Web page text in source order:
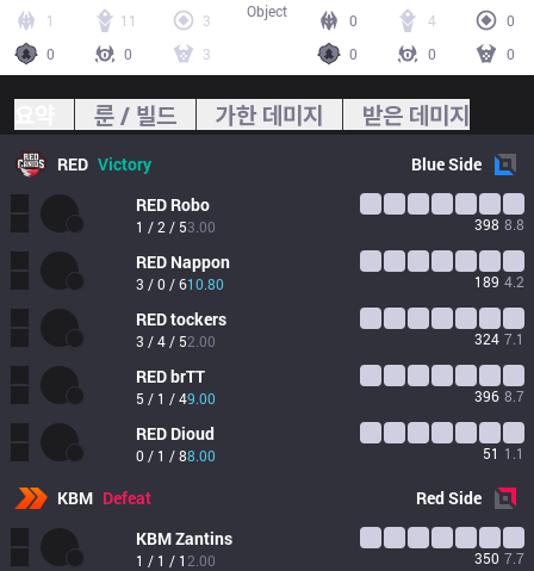
1 11
3
0
0 3
0 4
0
0
0 0
Object
룬 / 빌드 가한 데미지 받은 데미지
RED Victory BlueSide
RED Robo
1 / 2 / 53.00 398 8.8
RED Nappon
3 / 0 / 610.80 189 4.2
REDtockers
3 / 4 / 52.00 324 7.1
REDbrTT
5 / 1 / 49.00 396 8.7
RED Dioud
0 / 1 / 88.00 51 1.1
KBM Defeat RedSide
KBMZantins
1 / 1 / 1 2.00 350 7.7